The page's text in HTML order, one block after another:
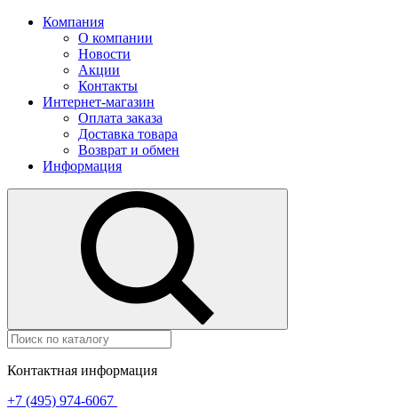
Компания
О компании
Новости
Акции
Контакты
Интернет-магазин
Оплата заказа
Доставка товара
Возврат и обмен
Информация
Контактная информация
+7 (495) 974-6067